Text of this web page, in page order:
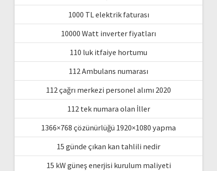
1000 TL elektrik faturası
10000 Watt inverter fiyatları
110 luk itfaiye hortumu
112 Ambulans numarası
112 çağrı merkezi personel alımı 2020
112 tek numara olan İller
1366×768 çözünürlüğü 1920×1080 yapma
15 günde çıkan kan tahlili nedir
15 kW güneş enerjisi kurulum maliyeti